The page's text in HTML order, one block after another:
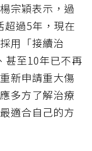
宗穎表示，過
超過5年，現在
用「接續治
甚至10年已不再
新申請重大傷
多方了解治療
適合自己的方